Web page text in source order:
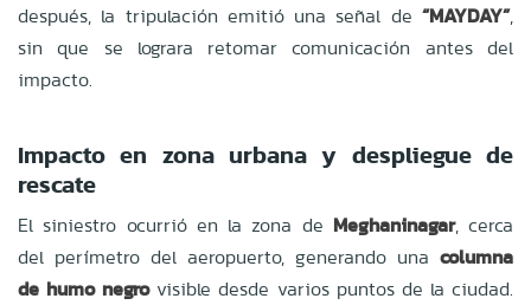
después, la tripulación emitió una señal de “MAYDAY”,
sin que se lograra retomar comunicación antes del
impacto.
Impacto en zona urbana y despliegue de
rescate
El siniestro ocurrió en la zona de Meghaninagar, cerca
del perímetro del aeropuerto, generando una columna
de humo negrovisible desde varios puntos de la ciudad.